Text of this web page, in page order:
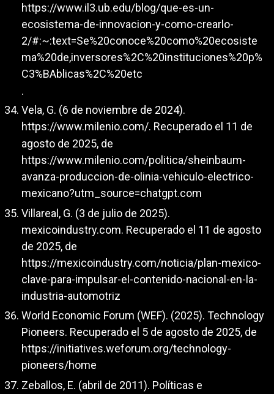
https://www.il3.ub.edu/blog/que-es-un-
ecosistema-de-innovacion-y-como-crearlo-
2/#:~:text=Se%20conoce%20como%20ecosiste
ma%20de,inversores%2C%20instituciones%20p%
C3%BAblicas%2C%20etc
.
Vela, G. (6 de noviembre de 2024).
https://www.milenio.com/. Recuperado el 11 de
agosto de 2025, de
https://www.milenio.com/politica/sheinbaum-
avanza-produccion-de-olinia-vehiculo-electrico-
mexicano?utm_source=chatgpt.com
Villareal, G. (3 de julio de 2025).
mexicoindustry.com. Recuperado el 11 de agosto
de 2025, de
https://mexicoindustry.com/noticia/plan-mexico-
clave-para-impulsar-el-contenido-nacional-en-la-
industria-automotriz
World Economic Forum (WEF). (2025). Technology
Pioneers. Recuperado el 5 de agosto de 2025, de
https://initiatives.weforum.org/technology-
pioneers/home
Zeballos, E. (abril de 2011). Políticas e